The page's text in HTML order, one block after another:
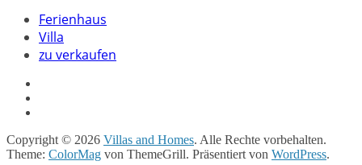
Ferienhaus
Villa
zu verkaufen
Copyright © 2026 Villas and Homes. Alle Rechte vorbehalten.
Theme: ColorMag von ThemeGrill. Präsentiert von WordPress.